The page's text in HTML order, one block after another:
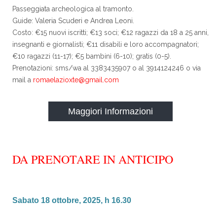
Passeggiata archeologica al tramonto.
Guide: Valeria Scuderi e Andrea Leoni.
Costo: €15 nuovi iscritti; €13 soci; €12 ragazzi da 18 a 25 anni,
insegnanti e giornalisti; €11 disabili e loro accompagnatori;
€10 ragazzi (11-17); €5 bambini (6-10); gratis (0-5).
Prenotazioni: sms/wa al 3383435907 o al 3914124246 o via
mail a romaelazioxte@gmail.com
Maggiori Informazioni
DA PRENOTARE IN ANTICIPO
Sabato 18 ottobre, 2025, h 16.30